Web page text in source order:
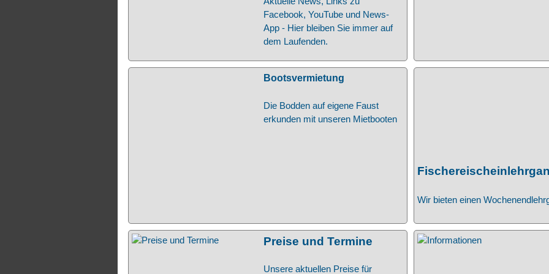
Facebook, YouTube und News-
App - Hier bleiben Sie immer auf
dem Laufenden.
Bootsvermietung
Die Bodden auf eigene Faust
erkunden mit unseren Mietbooten
Wir bieten einen
Preise und Termine
Unsere aktuellen Preise für